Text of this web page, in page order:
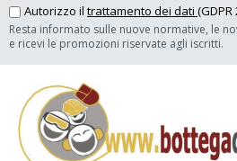
Autorizzo il trattamento dei dati
Resta informato sulle nuove normative, le
e ricevi le promozioni riservate agli iscritti.